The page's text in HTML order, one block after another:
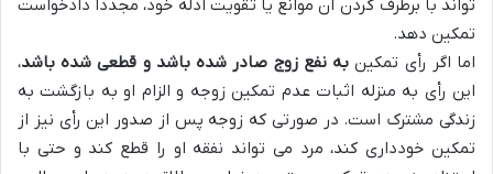
تواند با برطرف کردن آن موانع یا تقویت ادله خود، مجدداً دادخواست
تمکین دهد.
اما اگر رأی تمکین به نفع زوج صادر شده باشد و قطعی شده باشد،
این رأی به منزله اثبات عدم تمکین زوجه و الزام او به بازگشت به
زندگی مشترک است. در صورتی که زوجه پس از صدور این رأی نیز از
تمکین خودداری کند، مرد می تواند نفقه او را قطع کند و حتی با